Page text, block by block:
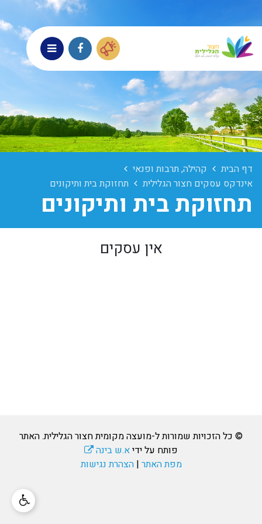
דף הבית
קהילה, תרבות ופנאי
אינדקס עסקים חצור הגלילית
תחזוקת בית ותיקונים
תחזוקת בית ותיקונים
אין עסקים
© כל הזכויות שמורות ל-מועצה מקומית חצור הגלילית. האתר
פותח על ידיא.ש בינה
מפת האתר |הצהרת נגישות